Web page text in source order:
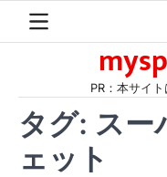
PR：本サイ
タグ: スー
ェット